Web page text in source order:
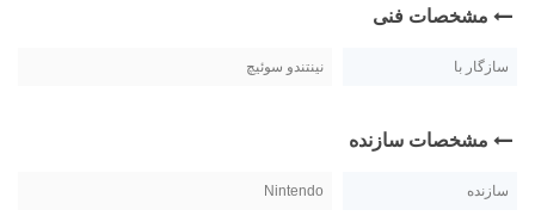
مشخصات فنی
سازگار با نینتندو سوئیچ
مشخصات سازنده
سازنده Nintendo